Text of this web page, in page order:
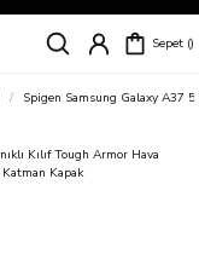
Sepet
Spigen Samsung Galaxy A37